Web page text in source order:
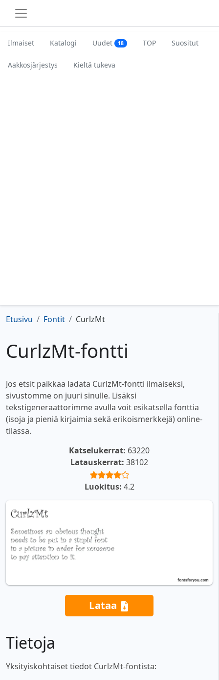
Ilmaiset Katalogi Uudet 18 TOP Suositut
Aakkosjärjestys Kieltä tukeva
Etusivu Fontit CurlzMt
CurlzMt-fontti
Jos etsit paikkaa ladata CurlzMt-fontti ilmaiseksi,
sivustomme on juuri sinulle. Lisäksi
tekstigeneraattorimme avulla voit esikatsella fonttia
(isoja ja pieniä kirjaimia sekä erikoismerkkejä) online-
tilassa.
Katselukerrat: 63220
Latauskerrat: 38102
Luokitus: 4.2
Lataa
Tietoja
Yksityiskohtaiset tiedot CurlzMt-fontista: